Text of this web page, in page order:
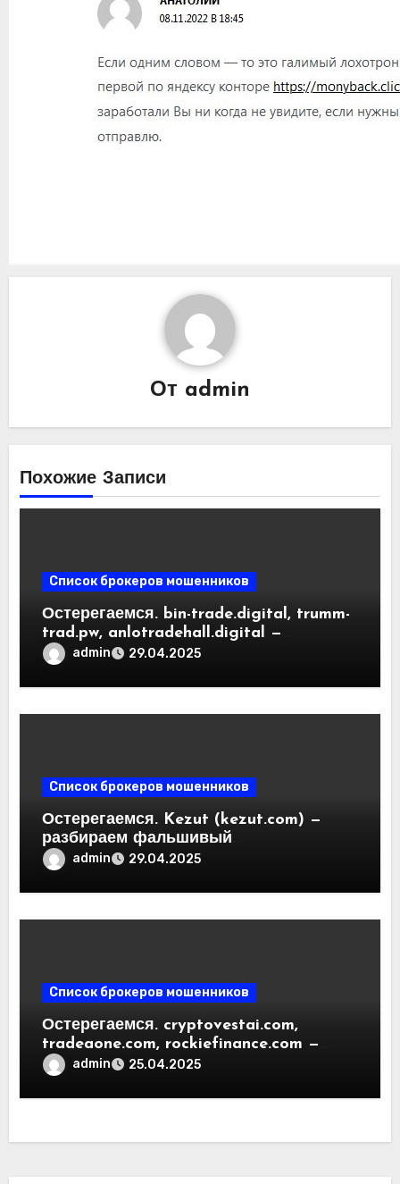
От admin
Похожие Записи
Список брокеров мошенников
Остерегаемся. bin-trade.digital, trumm-
trad.pw, anlotradehall.digital —
разоблачение фальшивых
криптобирж. Как вернуть деньги.
Отзывы пользователей
admin 29.04.2025
Список брокеров мошенников
Остерегаемся. Kezut (kezut.com) —
разбираем фальшивый
криптовалютный обменник. Как
вернуть деньги. Отзывы
пользователей
admin 29.04.2025
Список брокеров мошенников
Остерегаемся. cryptovestai.com,
tradeaone.com, rockiefinance.com —
обзор новых платформ для
трейдинга. Отзывы пользователей
admin 25.04.2025